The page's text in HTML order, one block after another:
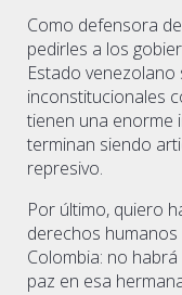
Como defensora
pedirles a los
Estado
inconstitucionales
tienen una enorme
terminan siendo
represivo.
Por último, quiero
derechos
Colombia: no
paz en esa